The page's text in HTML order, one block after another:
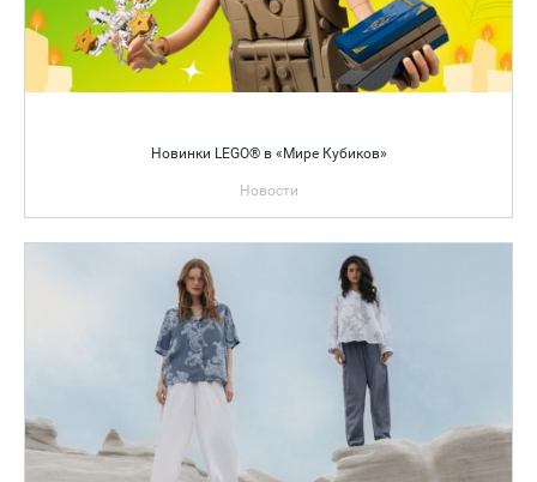
Новинки LEGO® в «Мире Кубиков»
Новости